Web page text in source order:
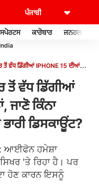
ਸਪੋਰਟਸ ਕਾਰੋਬਾਰ ਜਨਰਲ ਨੌਲਜ
ਤੋਂ ਵੱਧ ਡਿੱਗੀਆਂ IPHONE 15 ਦੀਆਂ
ਤੋਂ ਵੱਧ ਡਿੱਗੀਆਂ
ਜਾਣੋ ਕਿੰਨਾ
ਡਿਸਕਾਊਂਟ?
ਆਈਫੋਨ ਹਮੇਸ਼ਾ
'ਤੇ ਰਿਹਾ ਹੈ। ਪਰ
ਹੋਣ ਕਾਰਨ ਇਸਨੂੰ